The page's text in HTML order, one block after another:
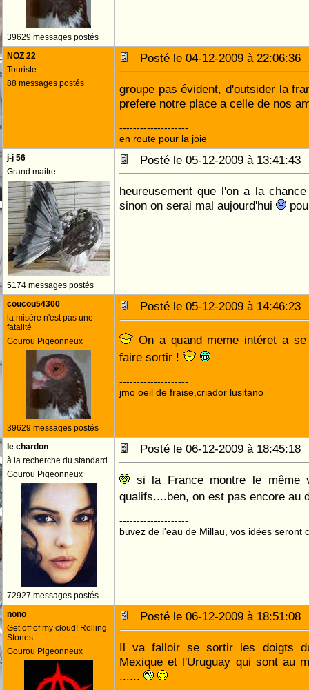
39629 messages postés
NOZ 22
Touriste
88 messages postés
Posté le 04-12-2009 à
groupe pas évident, d'outsider la
prefere notre place a celle de nos
--------------------
en route pour la joie
j-j 56
Grand maitre
5174 messages postés
Posté le 05-12-2009 à
heureusement que l'on a la
sinon on serai mal aujourd'hui
coucou54300
la misére n'est pas une
fatalité
Gourou Pigeonneux
39629 messages postés
Posté le 05-12-2009 à
On a quand meme intéret a
faire sortir !
--------------------
jmo oeil de fraise,criador lusitano
le chardon
à la recherche du standard
Gourou Pigeonneux
72927 messages postés
Posté le 06-12-2009 à
si la France montre le même
qualifs....ben, on est pas encore au
--------------------
buvez de l'eau de Millau, vos idées seront
nono
Get off of my cloud! Rolling
Stones
Gourou Pigeonneux
Posté le 06-12-2009 à
Il va falloir se sortir les doigts
Mexique et l'Uruguay qui sont au
......